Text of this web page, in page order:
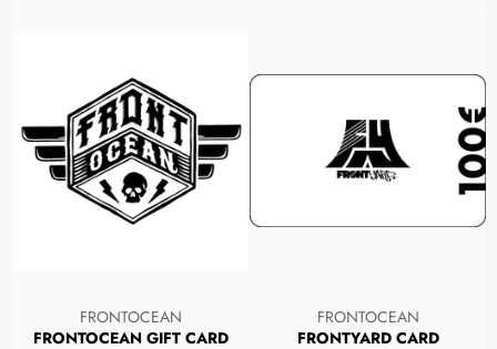
FRONTOCEAN
FRONTOCEAN GIFT CARD
FRONTOCEAN
FRONTYARD CARD